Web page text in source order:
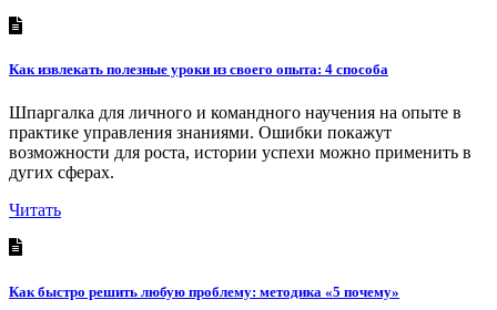
Как извлекать полезные уроки из своего опыта: 4 способа
Шпаргалка для личного и командного научения на опыте в
практике управления знаниями. Ошибки покажут
возможности для роста, истории успехи можно применить в
дугих сферах.
Читать
Как быстро решить любую проблему: методика «5 почему»